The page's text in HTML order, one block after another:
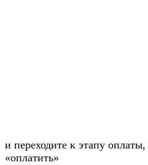
и переходите к этапу
«оплатить»